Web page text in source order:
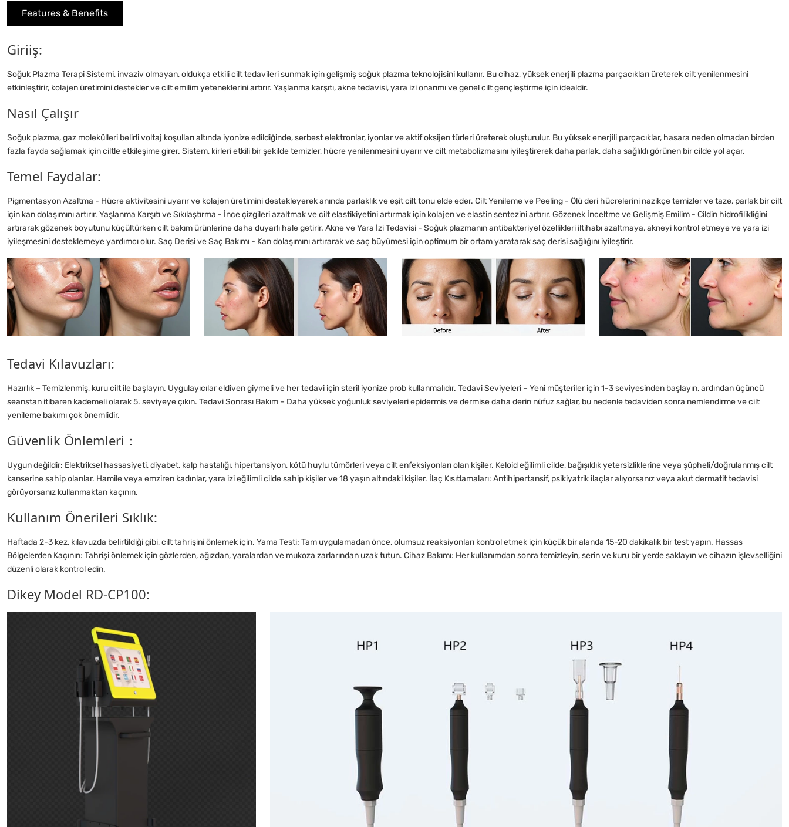
Features & Benefits
Giriiş:
Soğuk Plazma Terapi Sistemi, invaziv olmayan, oldukça etkili cilt tedavileri sunmak için gelişmiş soğuk plazma teknolojisini kullanır. Bu cihaz, yüksek enerjili plazma parçacıkları üreterek cilt yenilenmesini
etkinleştirir, kolajen üretimini destekler ve cilt emilim yeteneklerini artırır. Yaşlanma karşıtı, akne tedavisi, yara izi onarımı ve genel cilt gençleştirme için idealdir.
Nasıl Çalışır
Soğuk plazma, gaz molekülleri belirli voltaj koşulları altında iyonize edildiğinde, serbest elektronlar, iyonlar ve aktif oksijen türleri üreterek oluşturulur. Bu yüksek enerjili parçacıklar, hasara neden olmadan birden
fazla fayda sağlamak için ciltle etkileşime girer. Sistem, kirleri etkili bir şekilde temizler, hücre yenilenmesini uyarır ve cilt metabolizmasını iyileştirerek daha parlak, daha sağlıklı görünen bir cilde yol açar.
Temel Faydalar:
Pigmentasyon Azaltma - Hücre aktivitesini uyarır ve kolajen üretimini destekleyerek anında parlaklık ve eşit cilt tonu elde eder. Cilt Yenileme ve Peeling - Ölü deri hücrelerini nazikçe temizler ve taze, parlak bir cilt
için kan dolaşımını artırır. Yaşlanma Karşıtı ve Sıkılaştırma - İnce çizgileri azaltmak ve cilt elastikiyetini artırmak için kolajen ve elastin sentezini artırır. Gözenek İnceltme ve Gelişmiş Emilim - Cildin hidrofilikliğini
artırarak gözenek boyutunu küçültürken cilt bakım ürünlerine daha duyarlı hale getirir. Akne ve Yara İzi Tedavisi - Soğuk plazmanın antibakteriyel özellikleri iltihabı azaltmaya, akneyi kontrol etmeye ve yara izi
iyileşmesini desteklemeye yardımcı olur. Saç Derisi ve Saç Bakımı - Kan dolaşımını artırarak ve saç büyümesi için optimum bir ortam yaratarak saç derisi sağlığını iyileştirir.
Tedavi Kılavuzları:
Hazırlık – Temizlenmiş, kuru cilt ile başlayın. Uygulayıcılar eldiven giymeli ve her tedavi için steril iyonize prob kullanmalıdır. Tedavi Seviyeleri – Yeni müşteriler için 1-3 seviyesinden başlayın, ardından üçüncü
seanstan itibaren kademeli olarak 5. seviyeye çıkın. Tedavi Sonrası Bakım – Daha yüksek yoğunluk seviyeleri epidermis ve dermise daha derin nüfuz sağlar, bu nedenle tedaviden sonra nemlendirme ve cilt
yenileme bakımı çok önemlidir.
Güvenlik Önlemleri：
Uygun değildir: Elektriksel hassasiyeti, diyabet, kalp hastalığı, hipertansiyon, kötü huylu tümörleri veya cilt enfeksiyonları olan kişiler. Keloid eğilimli cilde, bağışıklık yetersizliklerine veya şüpheli/doğrulanmış cilt
kanserine sahip olanlar. Hamile veya emziren kadınlar, yara izi eğilimli cilde sahip kişiler ve 18 yaşın altındaki kişiler. İlaç Kısıtlamaları: Antihipertansif, psikiyatrik ilaçlar alıyorsanız veya akut dermatit tedavisi
görüyorsanız kullanmaktan kaçının.
Kullanım Önerileri Sıklık:
Haftada 2-3 kez, kılavuzda belirtildiği gibi, cilt tahrişini önlemek için. Yama Testi: Tam uygulamadan önce, olumsuz reaksiyonları kontrol etmek için küçük bir alanda 15-20 dakikalık bir test yapın. Hassas
Bölgelerden Kaçının: Tahrişi önlemek için gözlerden, ağızdan, yaralardan ve mukoza zarlarından uzak tutun. Cihaz Bakımı: Her kullanımdan sonra temizleyin, serin ve kuru bir yerde saklayın ve cihazın işlevselliğini
düzenli olarak kontrol edin.
Dikey Model RD-CP100: